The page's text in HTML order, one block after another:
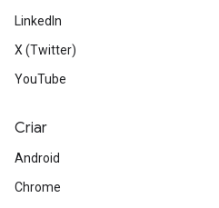
LinkedIn
X (Twitter)
YouTube
Criar
Android
Chrome